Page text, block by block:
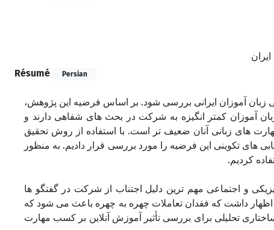
Résumé
Persian
زبان آموزان ایرانی بررسی شود. بر اساس فرضیه این پژوهش،
آموزان کمتر انگیزه به شرکت در بحث های شفاهی دارند و
های زبانی آنان ضعیف تر است. با استفاده از روش تحقیق
های تکوینی این فرضیه را مورد بررسی قرار دادیم. به منظور
کردیم.
و اجتماعی مهم ترین دلیل اجتناب از شرکت در گفتگو ها
داشت که فقدان تعاملات چهره به چهره باعث می شود که
تحلیلی برای بررسی تأثیر آموزش آنلاین بر کسب مهارت